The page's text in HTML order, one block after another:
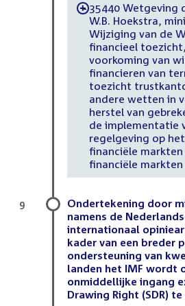
-35440 Wetgeving
W.B. Hoekstra,
Wijziging van de
financieel
voorkoming van
financieren van
toezicht trustkantoren 2018 en enige
andere wetten in
herstel van
de implementatie
regelgeving op
financiële
financiële markten
Ondertekening door
namens de
internationaal
kader van een breder
ondersteuning van
landen het IMF wordt
onmiddellijke ingang
Drawing Right (SDR)
9